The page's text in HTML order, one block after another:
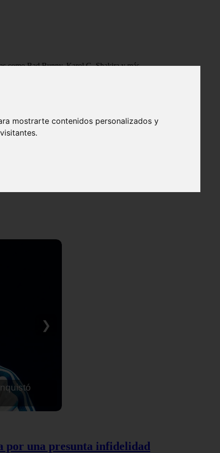
mostrarte contenidos personalizados y
como Bad Bunny, Karol G, Shakira y más.
❯
por una presunta infidelidad